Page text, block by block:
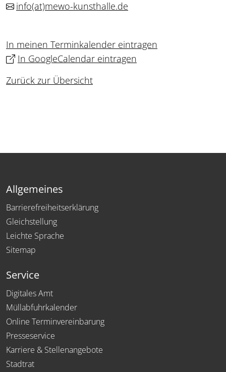
info(at)mewo-kunsthalle.de
In meinen Terminkalender eintragen
In GoogleCalendar eintragen
Zurück zur Übersicht
Allgemeines
Barrierefreiheitserklärung
Gleichstellung
Leichte Sprache
Sitemap
Service
Digitales Amt
Müllabfuhrkalender
Online Terminvereinbarung
Presseservice
Karriere & Stellenangebote
Stadtrat